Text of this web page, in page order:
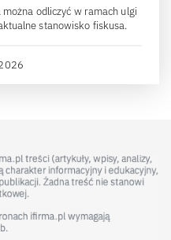
odliczyć w ramach ulgi
stanowisko fiskusa.